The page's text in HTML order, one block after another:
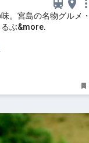
。宮島の名物グルメ・
るぶ&more.